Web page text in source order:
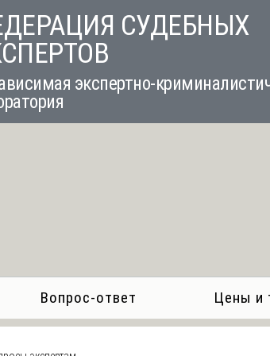
СУДЕБНЫХ
экспертно-
Вопрос-ответ Цены и